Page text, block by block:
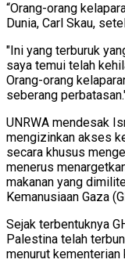
“Orang-orang
Dunia, Carl Skau,
"Ini yang terburuk
saya temui telah
Orang-orang
seberang
UNRWA mendesak
mengizinkan akses
secara khusus
menerus
makanan yang
Kemanusiaan Gaza
Sejak terbentuknya
Palestina telah
menurut kementerian